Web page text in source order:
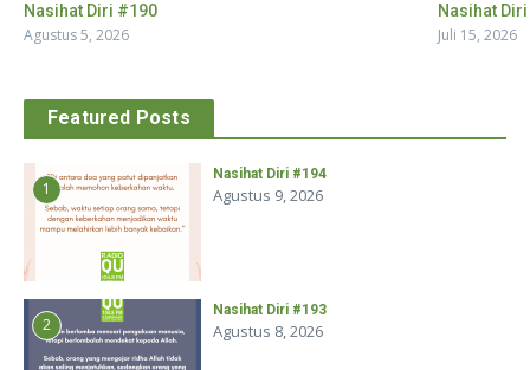
Nasihat Diri #190
Agustus 5, 2026
Nasihat
Juli 15, 2026
Featured Posts
1
Nasihat Diri #194
Agustus 9, 2026
2
Nasihat Diri #193
Agustus 8, 2026